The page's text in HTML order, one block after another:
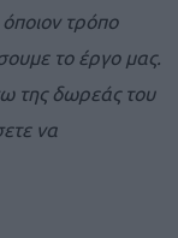
τρόπο
το έργο μας.
της δωρεάς του
να